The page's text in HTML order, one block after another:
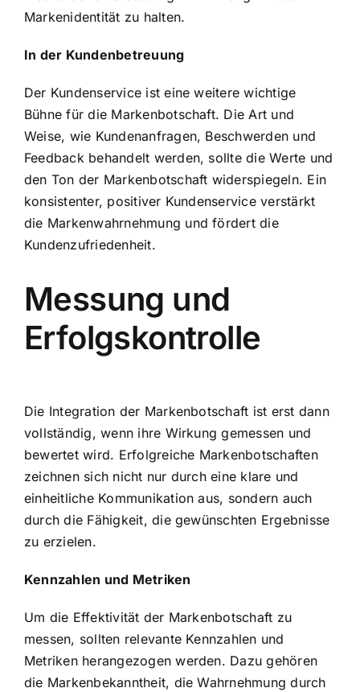
Markenidentität zu halten.
In der Kundenbetreuung
Der Kundenservice ist eine weitere wichtige
Bühne für die Markenbotschaft. Die Art und
Weise, wie Kundenanfragen, Beschwerden und
Feedback behandelt werden, sollte die Werte und
den Ton der Markenbotschaft widerspiegeln. Ein
konsistenter, positiver Kundenservice verstärkt
die Markenwahrnehmung und fördert die
Kundenzufriedenheit.
Messung und
Erfolgskontrolle
Die Integration der Markenbotschaft ist erst dann
vollständig, wenn ihre Wirkung gemessen und
bewertet wird. Erfolgreiche Markenbotschaften
zeichnen sich nicht nur durch eine klare und
einheitliche Kommunikation aus, sondern auch
durch die Fähigkeit, die gewünschten Ergebnisse
zu erzielen.
Kennzahlen und Metriken
Um die Effektivität der Markenbotschaft zu
messen, sollten relevante Kennzahlen und
Metriken herangezogen werden. Dazu gehören
die Markenbekanntheit, die Wahrnehmung durch